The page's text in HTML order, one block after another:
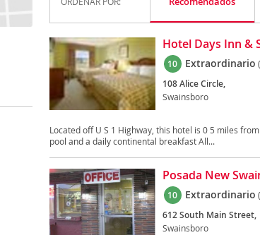
Hotel Days Inn &
10 Extraordinario
108 Alice Circle,
Swainsboro
Located off U S 1 Highway, this hotel is 0 5 miles
pool and a daily continental breakfast All...
Posada New
10 Extraordinario
612 South Main Street,
Swainsboro